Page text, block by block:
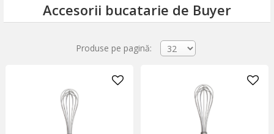
Accesorii bucatarie de Buyer
Produse pe pagină: